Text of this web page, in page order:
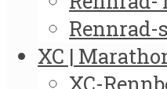
Rennrad-
XC |
XC-